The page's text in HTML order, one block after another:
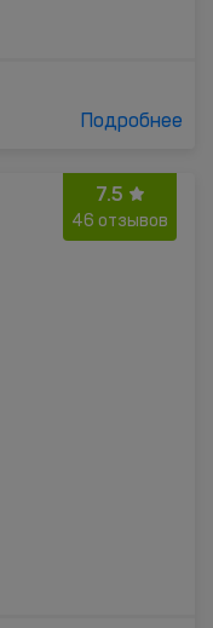
Подробнее
7.5
46 отзывов